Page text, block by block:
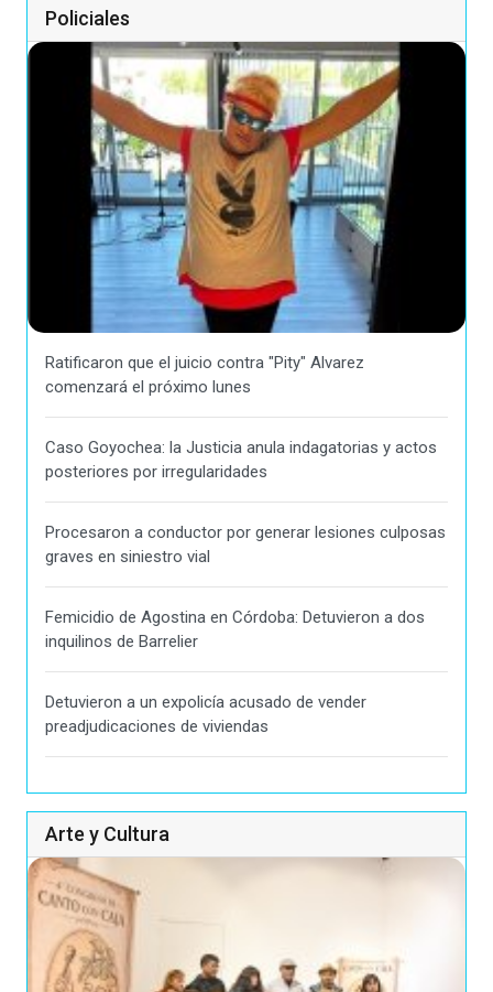
Policiales
Ratificaron que el juicio contra "Pity" Alvarez
comenzará el próximo lunes
Caso Goyochea: la Justicia anula indagatorias y actos
posteriores por irregularidades
Procesaron a conductor por generar lesiones culposas
graves en siniestro vial
Femicidio de Agostina en Córdoba: Detuvieron a dos
inquilinos de Barrelier
Detuvieron a un expolicía acusado de vender
preadjudicaciones de viviendas
Arte y Cultura